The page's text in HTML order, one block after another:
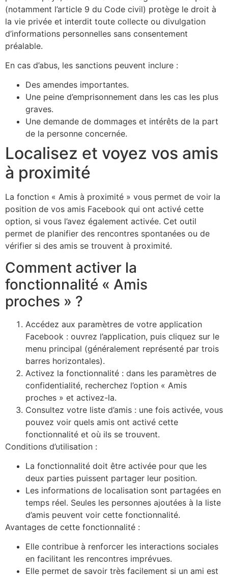
(notamment l’article 9 du Code civil) protège le droit à
la vie privée et interdit toute collecte ou divulgation
d’informations personnelles sans consentement
préalable.
En cas d’abus, les sanctions peuvent inclure :
Des amendes importantes.
Une peine d’emprisonnement dans les cas les plus
graves.
Une demande de dommages et intérêts de la part
de la personne concernée.
Localisez et voyez vos amis
à proximité
La fonction « Amis à proximité » vous permet de voir la
position de vos amis Facebook qui ont activé cette
option, si vous l’avez également activée. Cet outil
permet de planifier des rencontres spontanées ou de
vérifier si des amis se trouvent à proximité.
Comment activer la
fonctionnalité « Amis
proches » ?
Accédez aux paramètres de votre application
Facebook : ouvrez l’application, puis cliquez sur le
menu principal (généralement représenté par trois
barres horizontales).
Activez la fonctionnalité : dans les paramètres de
confidentialité, recherchez l’option « Amis
proches » et activez-la.
Consultez votre liste d’amis : une fois activée, vous
pouvez voir quels amis ont activé cette
fonctionnalité et où ils se trouvent.
Conditions d’utilisation :
La fonctionnalité doit être activée pour que les
deux parties puissent partager leur position.
Les informations de localisation sont partagées en
temps réel. Seules les personnes ajoutées à la liste
d’amis peuvent voir cette fonctionnalité.
Avantages de cette fonctionnalité :
Elle contribue à renforcer les interactions sociales
en facilitant les rencontres imprévues.
Elle permet de savoir très facilement si un ami est